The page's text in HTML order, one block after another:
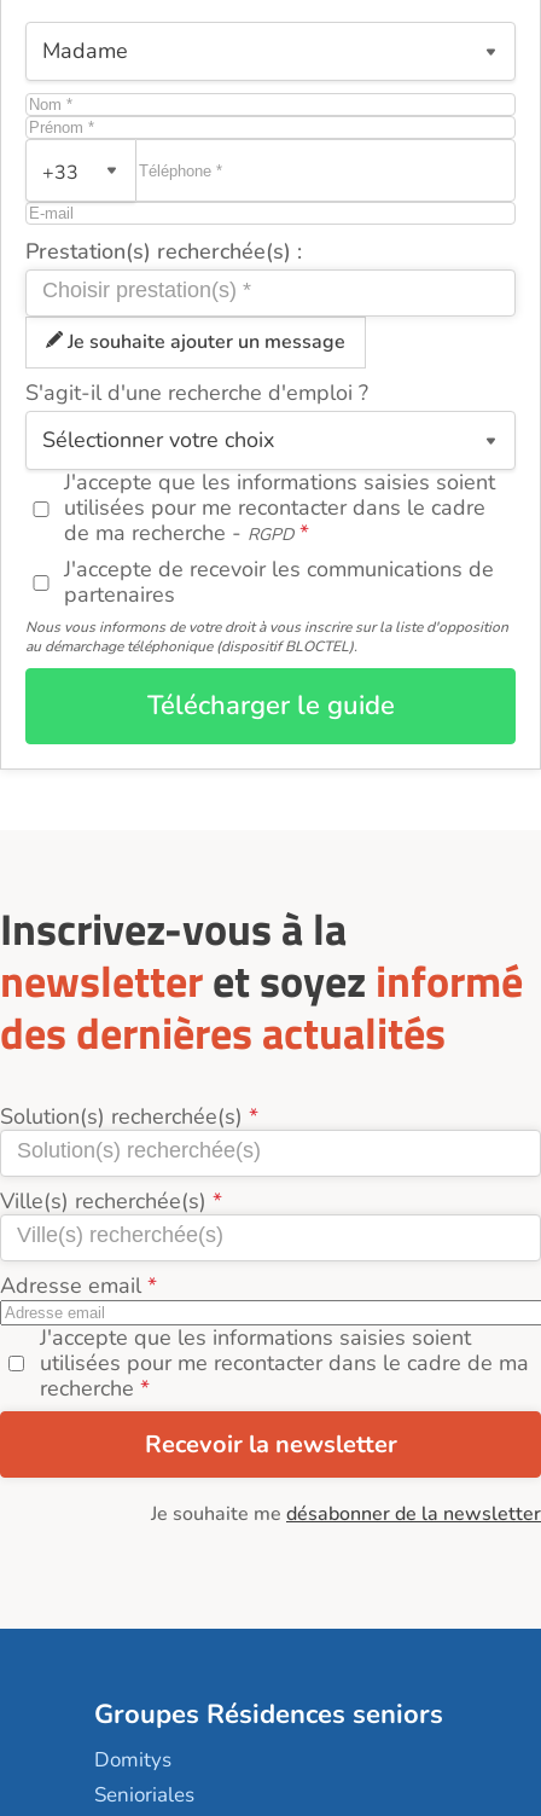
+33
Prestation(s) recherchée(s) :
Je souhaite ajouter un message
S'agit-il d'une recherche d'emploi ?
J'accepte que les informations saisies soient
utilisées pour me recontacter dans le cadre
de ma recherche - RGPD
J'accepte de recevoir les communications de
partenaires
Nous vous informons de votre droit à vous inscrire sur la liste d'opposition
au démarchage téléphonique (dispositif BLOCTEL).
Télécharger le guide
ou
Inscrivez-vous à la
newsletteret soyez informé
des dernières actualités
Solution(s) recherchée(s)
Ville(s) recherchée(s)
Adresse email
J'accepte que les informations saisies soient
utilisées pour me recontacter dans le cadre de ma
recherche
Recevoir la newsletter
Je souhaite me désabonner de la newsletter
Groupes Résidences seniors
Domitys
Senioriales